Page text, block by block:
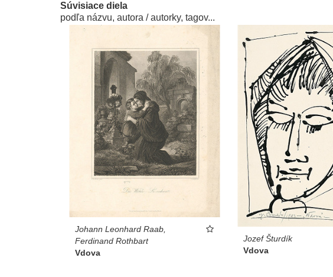
Súvisiace diela
podľa názvu, autora / autorky, tagov...
Johann Leonhard Raab,
Ferdinand Rothbart
Vdova
Jozef Šturdík
Vdova